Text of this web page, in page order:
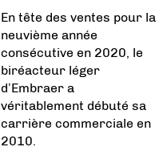
En tête des ventes pour la
neuvième année
consécutive en 2020, le
biréacteur léger
d’Embraer a
véritablement débuté sa
carrière commerciale en
2010.